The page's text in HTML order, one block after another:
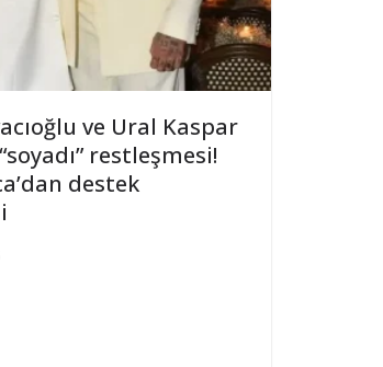
ve Ural Kaspar
restleşmesi!
destek